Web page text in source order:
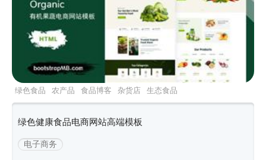
绿色食品 农产品 食品博客 杂货店 生态食品
绿色健康食品电商网站高端模板
电子商务